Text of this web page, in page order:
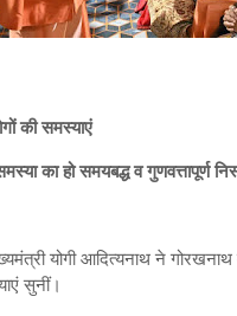
की समस्याएं
का हो समयबद्ध व गुणवत्तापूर्ण
योगी आदित्यनाथ ने
सुनीं।